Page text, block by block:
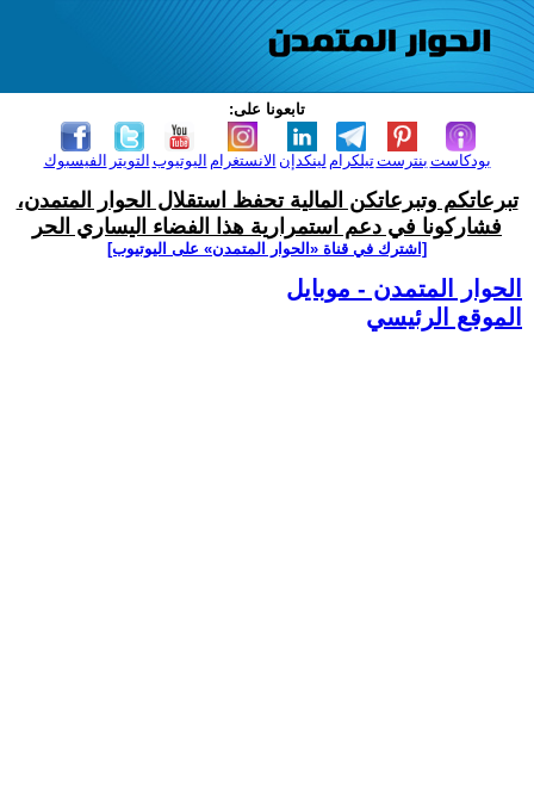
تابعونا على:
الفيسبوك التويتر اليوتيوب الانستغرام لينكدإن تيلكرامبنترست بودكاست
تبرعاتكم وتبرعاتكن المالية تحفظ استقلال الحوار المتمدن،
فشاركونا في دعم استمرارية هذا الفضاء اليساري الحر
[اشترك في قناة ‫«الحوار المتمدن» على اليوتيوب]
الحوار المتمدن - موبايل
الموقع الرئيسي